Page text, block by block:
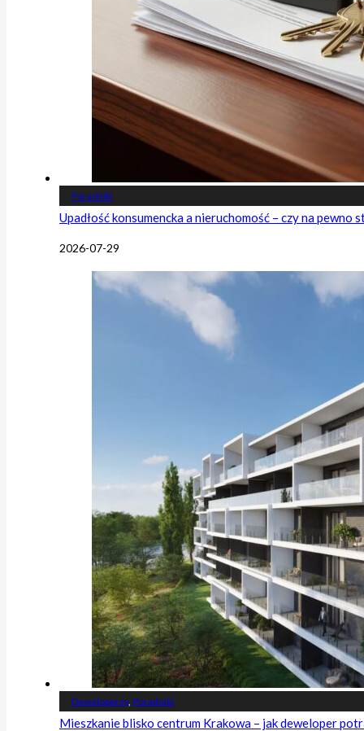
Poradniki
Upadłość konsumencka a nieruchomość – czy na pewno
2026-07-29
Deweloperzy, Poradniki
Mieszkanie blisko centrum Krakowa – jak deweloper